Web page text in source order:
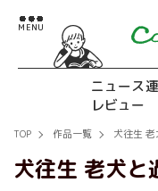
ニュース
レビュー
TOP 作品一覧 犬往生
犬往生 老犬